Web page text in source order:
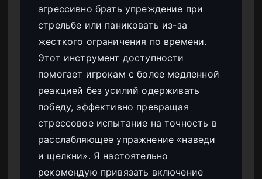
агрессивно брать упреждение при
стрельбе или паниковать из-за
жесткого ограничения по времени.
Этот инструмент доступности
помогает игрокам с более медленной
реакцией без усилий одерживать
победу, эффективно превращая
стрессовое испытание на точность в
расслабляющее упражнение «наведи
и щелкни». Я настоятельно
рекомендую привязать включение